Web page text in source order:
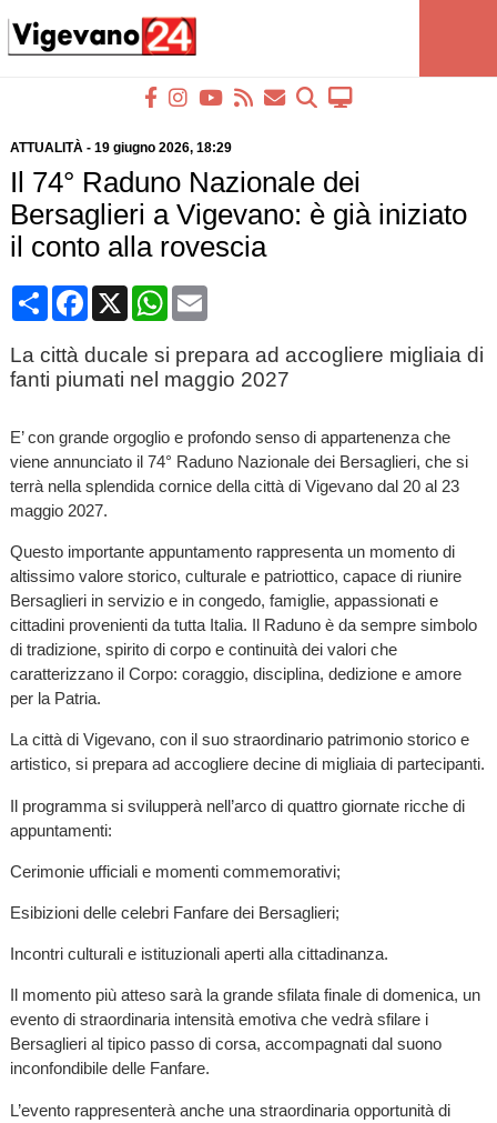
ATTUALITÀ- 19 giugno 2026, 18:29
Il 74° Raduno Nazionale dei
Bersaglieri a Vigevano: è già iniziato
il conto alla rovescia
CondividiFacebook
X WhatsApp
Email
La città ducale si prepara ad accogliere migliaia di
fanti piumati nel maggio 2027
E’ con grande orgoglio e profondo senso di appartenenza che
viene annunciato il 74° Raduno Nazionale dei Bersaglieri, che si
terrà nella splendida cornice della città di Vigevano dal 20 al 23
maggio 2027.
Questo importante appuntamento rappresenta un momento di
altissimo valore storico, culturale e patriottico, capace di riunire
Bersaglieri in servizio e in congedo, famiglie, appassionati e
cittadini provenienti da tutta Italia. Il Raduno è da sempre simbolo
di tradizione, spirito di corpo e continuità dei valori che
caratterizzano il Corpo: coraggio, disciplina, dedizione e amore
per la Patria.
La città di Vigevano, con il suo straordinario patrimonio storico e
artistico, si prepara ad accogliere decine di migliaia di partecipanti.
Il programma si svilupperà nell’arco di quattro giornate ricche di
appuntamenti:
Cerimonie ufficiali e momenti commemorativi;
Esibizioni delle celebri Fanfare dei Bersaglieri;
Incontri culturali e istituzionali aperti alla cittadinanza.
Il momento più atteso sarà la grande sfilata finale di domenica, un
evento di straordinaria intensità emotiva che vedrà sfilare i
Bersaglieri al tipico passo di corsa, accompagnati dal suono
inconfondibile delle Fanfare.
L’evento rappresenterà anche una straordinaria opportunità di